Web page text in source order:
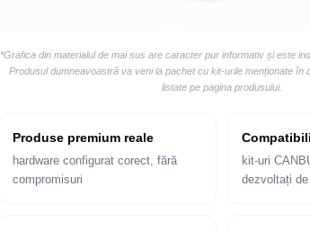
*Grafica din materialul de mai sus are caracter pur informativ și este
Produsul dumneavoastră va veni la pachet cu kit-urile menționate în
listate pe pagina produsului.
Produse premium reale
hardware configurat corect, fără
compromisuri
kit-uri
dezvoltați